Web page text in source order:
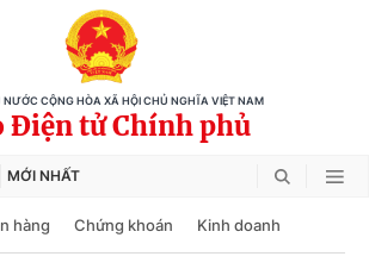
NƯỚC CỘNG HÒA XÃ HỘI CHỦ NGHĨA VIỆT NAM
Điện tử Chính phủ
MỚI NHẤT
hàng Chứng khoán Kinh doanh